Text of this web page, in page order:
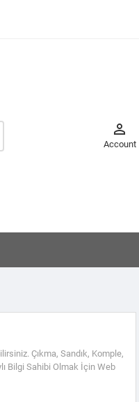

Account
Çıkma, Sandık, Komple,
Bilgi Sahibi Olmak İçin Web